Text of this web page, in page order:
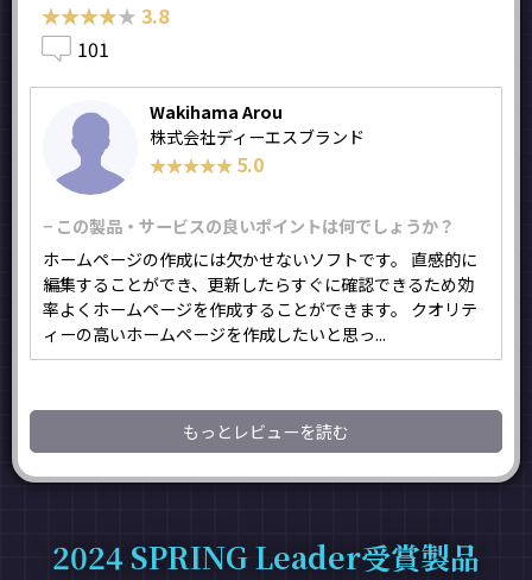
★★★★★
★★★★★ 3.8
101
Wakihama Arou
株式会社ディーエスブランド
★★★★★
★★★★★ 5.0
− この製品・サービスの良いポイントは何でしょうか？
ホームページの作成には欠かせないソフトです。 直感的に
編集することができ、更新したらすぐに確認できるため効
率よくホームページを作成することができます。 クオリテ
ィーの高いホームページを作成したいと思っ...
もっとレビューを読む
2024 SPRING Leader受賞製品